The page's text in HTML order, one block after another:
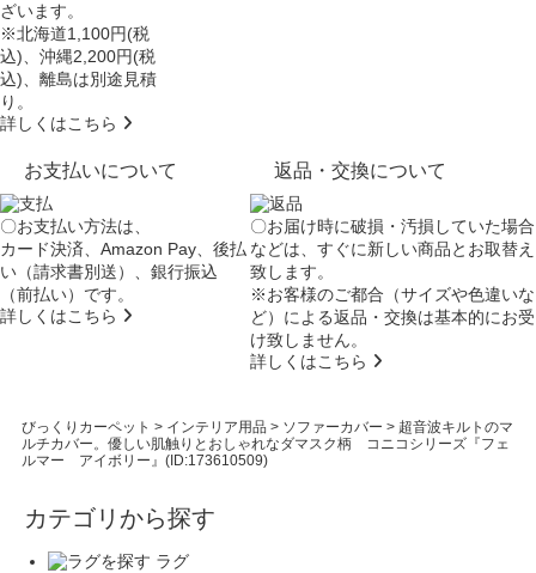
ざいます。
※北海道1,100円(税
込)、沖縄2,200円(税
込)、離島は別途見積
り。
詳しくはこちら
お支払いについて
〇お支払い方法は、
カード決済、Amazon Pay、後払
い（請求書別送）、銀行振込
（前払い）です。
詳しくはこちら
返品・交換について
〇お届け時に破損・汚損していた場合
などは、すぐに新しい商品とお取替え
致します。
※お客様のご都合（サイズや色違いな
ど）による返品・交換は基本的にお受
け致しません。
詳しくはこちら
びっくりカーペット > インテリア用品 > ソファーカバー > 超音波キルトのマ
ルチカバー。優しい肌触りとおしゃれなダマスク柄 コニコシリーズ『フェ
ルマー アイボリー』(ID:173610509)
カテゴリから探す
ラグ